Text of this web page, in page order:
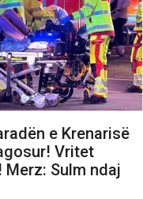
e Krenarisë
Vritet
Sulm ndaj